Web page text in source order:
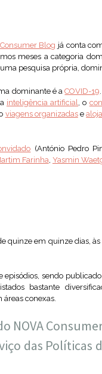
Blog já conta
meses a categoria
pesquisa própria,
dominante é aCOVID-19
inteligência artificial, o
viagens organizadase
(António Pedro
Farinha, Yasmin
quinze em quinze dias,
sendo
bastante
conexas.
NOVA
das Políticas